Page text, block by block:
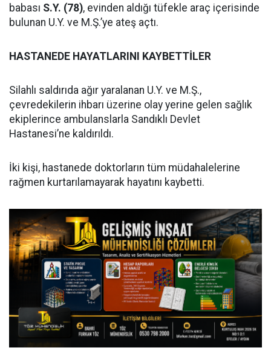
babası S.Y. (78), evinden aldığı tüfekle araç içerisinde
bulunan U.Y. ve M.Ş.’ye ateş açtı.
HASTANEDE HAYATLARINI KAYBETTİLER
Silahlı saldırıda ağır yaralanan U.Y. ve M.Ş.,
çevredekilerin ihbarı üzerine olay yerine gelen sağlık
ekiplerince ambulanslarla Sandıklı Devlet
Hastanesi’ne kaldırıldı.
İki kişi, hastanede doktorların tüm müdahalelerine
rağmen kurtarılamayarak hayatını kaybetti.